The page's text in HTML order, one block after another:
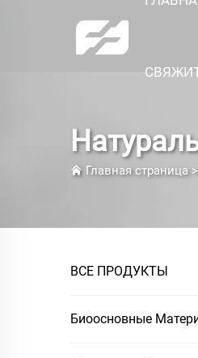
Главная страница>
ВСЕ ПРОДУКТЫ
Биоосновные